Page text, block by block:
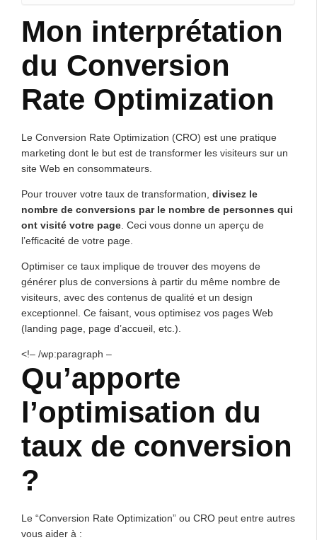
Mon interprétation
du Conversion
Rate Optimization
Le Conversion Rate Optimization (CRO) est une pratique
marketing dont le but est de transformer les visiteurs sur un
site Web en consommateurs.
Pour trouver votre taux de transformation, divisez le
nombre de conversions par le nombre de personnes qui
ont visité votre page . Ceci vous donne un aperçu de
l’efficacité de votre page.
Optimiser ce taux implique de trouver des moyens de
générer plus de conversions à partir du même nombre de
visiteurs, avec des contenus de qualité et un design
exceptionnel. Ce faisant, vous optimisez vos pages Web
(landing page, page d’accueil, etc.).
<!– /wp:paragraph –
Qu’apporte
l’optimisation du
taux de conversion
?
Le “Conversion Rate Optimization” ou CRO peut entre autres
vous aider à :